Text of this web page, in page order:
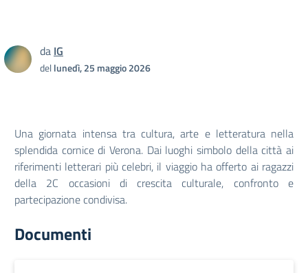
da IG
dellunedì, 25 maggio 2026
Una giornata intensa tra cultura, arte e letteratura nella
splendida cornice di Verona. Dai luoghi simbolo della città ai
riferimenti letterari più celebri, il viaggio ha offerto ai ragazzi
della 2C occasioni di crescita culturale, confronto e
partecipazione condivisa.
Documenti